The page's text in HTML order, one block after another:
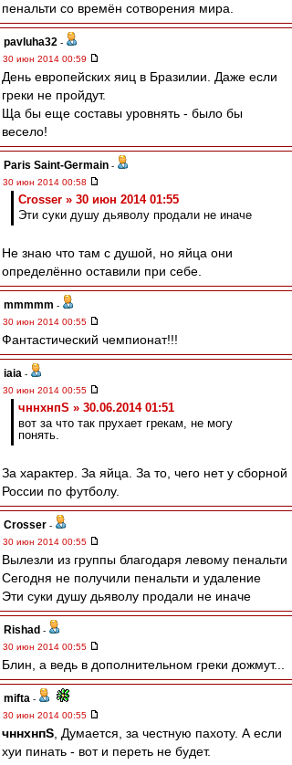
пенальти со времён сотворения мира.
pavluha32 -
30 июн 2014 00:59
День европейских яиц в Бразилии. Даже если
греки не пройдут.
Ща бы еще составы уровнять - было бы
весело!
Paris Saint-Germain -
30 июн 2014 00:58
Crosser » 30 июн 2014 01:55
Эти суки душу дьяволу продали не иначе
Не знаю что там с душой, но яйца они
определённо оставили при себе.
mmmmm -
30 июн 2014 00:55
Фантастический чемпионат!!!
iaia -
30 июн 2014 00:55
чннхнпS » 30.06.2014 01:51
вот за что так прухает грекам, не могу
понять.
За характер. За яйца. За то, чего нет у сборной
России по футболу.
Crosser -
30 июн 2014 00:55
Вылезли из группы благодаря левому пенальти
Сегодня не получили пенальти и удаление
Эти суки душу дьяволу продали не иначе
Rishad -
30 июн 2014 00:55
Блин, а ведь в дополнительном греки дожмут...
mifta -
30 июн 2014 00:55
чннхнпS , Думается, за честную пахоту. А если
хуи пинать - вот и переть не будет.